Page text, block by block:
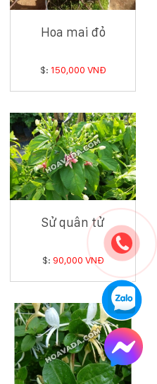
Hoa mai đỏ
$: 150,000 VNĐ
Sử quân tử
$: 90,000 VNĐ